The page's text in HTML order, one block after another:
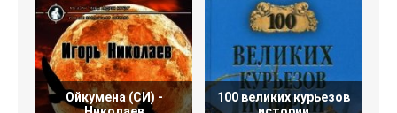
Ойкумена (СИ) -
100 великих курьезов